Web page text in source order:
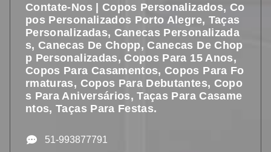
Contate-Nos | Copos Personalizados, Co
Pos Personalizados Porto Alegre, Taças
Personalizadas, Canecas Personalizada
S, Canecas De Chopp, Canecas De Chop
P Personalizadas, Copos Para 15 Anos,
Copos Para Casamentos, Copos Para Fo
Rmaturas, Copos Para Debutantes, Copo
S Para Aniversários, Taças Para Casame
Ntos, Taças Para Festas.
51-993877791